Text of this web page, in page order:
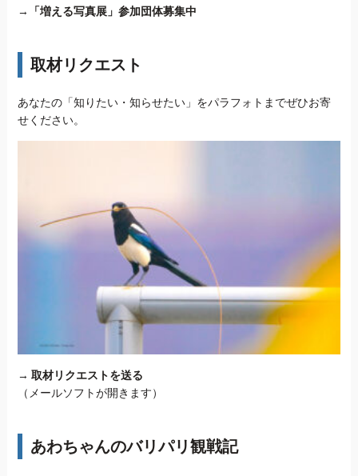
→ 「増える写真展」参加団体募集中
取材リクエスト
あなたの「知りたい・知らせたい」をパラフォトまでぜひお寄
せください。
→ 取材リクエストを送る
（メールソフトが開きます）
あわちゃんのバリパリ観戦記